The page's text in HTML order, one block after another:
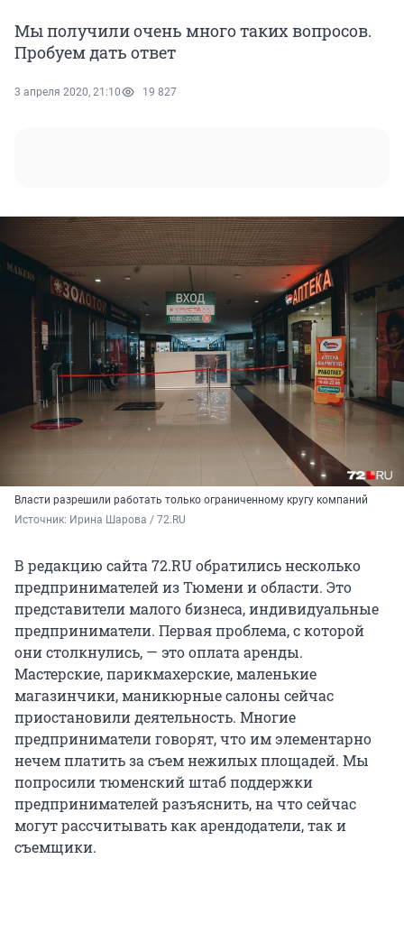
Мы получили очень много таких вопросов.
Пробуем дать ответ
3 апреля 2020, 21:10 19 827
Власти разрешили работать только ограниченному кругу компаний
Источник: Ирина Шарова / 72.RU
В редакцию сайта 72.RU обратились несколько
предпринимателей из Тюмени и области. Это
представители малого бизнеса, индивидуальные
предприниматели. Первая проблема, с которой
они столкнулись, — это оплата аренды.
Мастерские, парикмахерские, маленькие
магазинчики, маникюрные салоны сейчас
приостановили деятельность. Многие
предприниматели говорят, что им элементарно
нечем платить за съем нежилых площадей. Мы
попросили тюменский штаб поддержки
предпринимателей разъяснить, на что сейчас
могут рассчитывать как арендодатели, так и
съемщики.